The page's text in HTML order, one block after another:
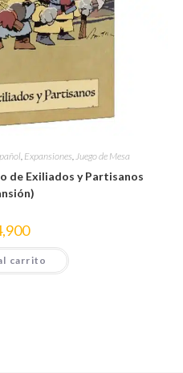
, Expansiones,Juego de Mesa
de Exiliados y Partisanos
carrito